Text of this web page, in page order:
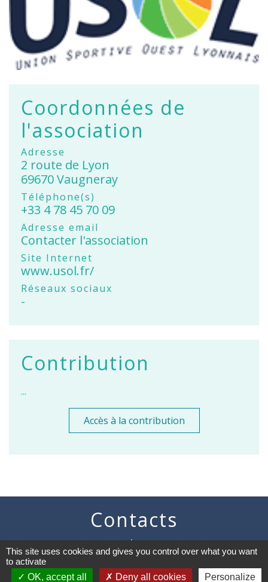
Coordonnées de
l'association
Adresse
2 route de Lyon
69670 Vaugneray
Téléphone(s)
+33 4 78 45 70 09
Adresse email
Contacter l'association
Site Internet
www.usol.fr/
Réseaux sociaux
-
Contribution
...
Accès à la contribution
Contacts
Commune de Vaugneray
1 place de la Mairie
+33 4 78 45 80 48
This site uses cookies and gives you control over what you want
to activate
OK, accept all
Deny all cookies Personalize